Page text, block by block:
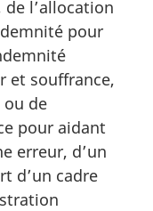
l’allocation
pour
et souffrance,
ou de
pour aidant
erreur, d’un
d’un cadre